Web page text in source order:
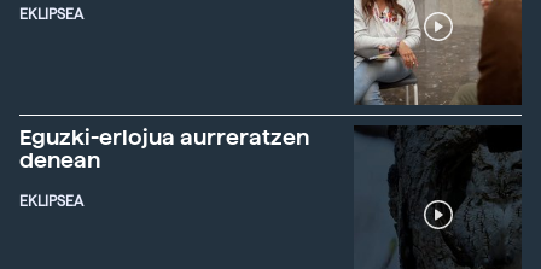
EKLIPSEA
Eguzki-erlojua aurreratzen
denean
EKLIPSEA